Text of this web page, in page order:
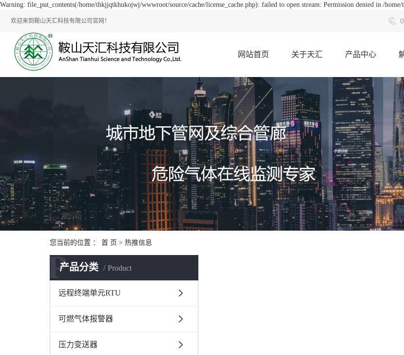
Warning: file_put_contents(/home/thkjjqtkhukojwj/wwwroot/source/cache/license_cache.php): failed to open stream: Permission denied in /
欢迎来到鞍山天汇科技有限公司官网！
网站首页 关于天汇 产品中心
您当前的位置 ： 首 页 > 热推信息
产品分类 Product
P
远程终端单元RTU
可燃气体报警器
压力变送器